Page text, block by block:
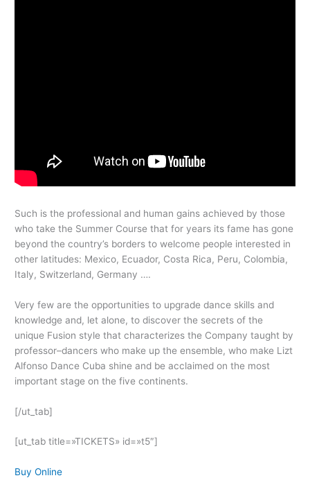
Such is the professional and human gains achieved by those
who take the Summer Course that for years its fame has gone
beyond the country’s borders to welcome people interested in
other latitudes: Mexico, Ecuador, Costa Rica, Peru, Colombia,
Italy, Switzerland, Germany ….
Very few are the opportunities to upgrade dance skills and
knowledge and, let alone, to discover the secrets of the
unique Fusion style that characterizes the Company taught by
professor–dancers who make up the ensemble, who make Lizt
Alfonso Dance Cuba shine and be acclaimed on the most
important stage on the five continents.
[/ut_tab]
[ut_tab title=»TICKETS» id=»t5″]
Buy Online